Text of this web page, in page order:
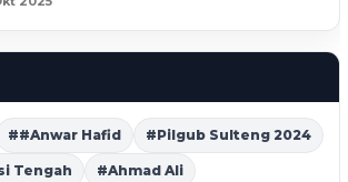
##Anwar Hafid #Pilgub Sulteng 2024
Tengah #Ahmad Ali